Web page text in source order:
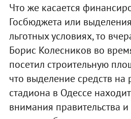
Что же касается
Госбюджета или
льготных условиях, то
Борис Колесников во
посетил строительную
что выделение средств на
стадиона в Одессе
внимания правительства